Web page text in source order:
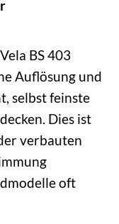
BS 403
Auflösung und
selbst feinste
Dies ist
verbauten
oft